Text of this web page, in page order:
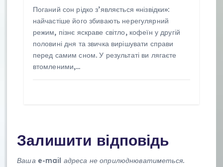
Поганий сон рідко з’являється «нізвідки»:
найчастіше його збивають нерегулярний
режим, пізнє яскраве світло, кофеїн у другій
половині дня та звичка вирішувати справи
перед самим сном. У результаті ви лягаєте
втомленими,…
Залишити відповідь
Ваша e-mail адреса не оприлюднюватиметься.